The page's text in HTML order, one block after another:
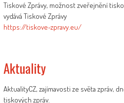
Tiskové Zprávy, možnost zveřejnění
vydává Tiskové Zprávy
https://tiskove-zpravy.eu/
Aktuality
AktualityCZ, zajímavosti ze světa zpráv,
tiskových zpráv.